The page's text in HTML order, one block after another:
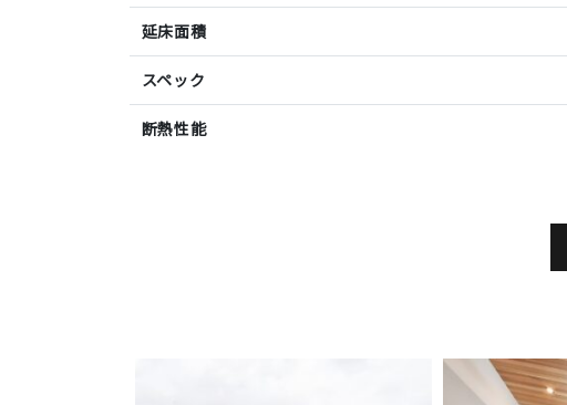
延床面積
スペック
断熱性能